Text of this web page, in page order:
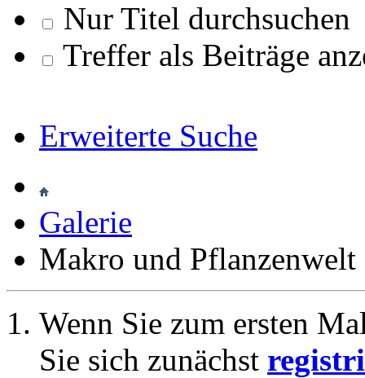
Nur Titel durchsuchen
Treffer als Beiträge
Erweiterte Suche
Galerie
Makro und Pflanzenwelt
Wenn Sie zum ersten
Sie sich zunächst